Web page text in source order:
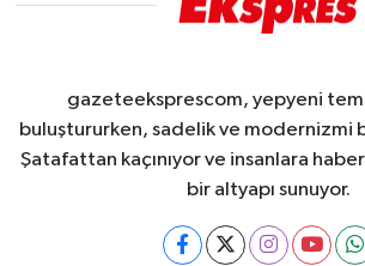
gazeteeksprescom, yepyeni
buluştururken, sadelik ve modernizmi
Şatafattan kaçınıyor ve insanlara
bir altyapı sunuyor.